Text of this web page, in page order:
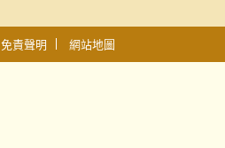
免責聲明 網站地圖